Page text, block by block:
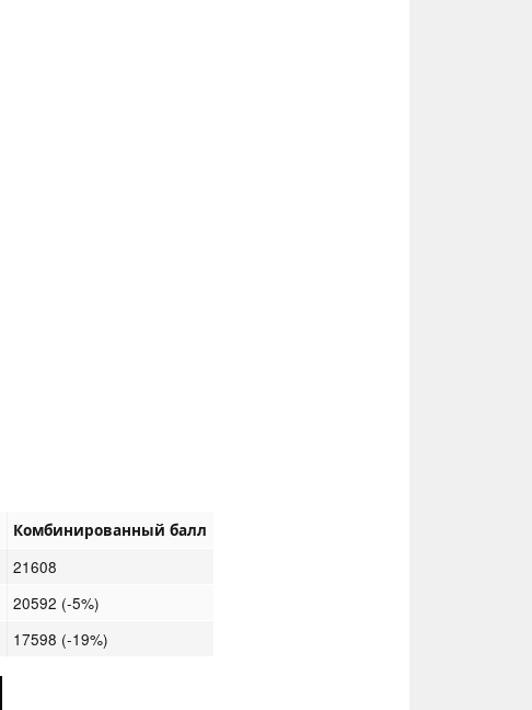
Комбинированный балл
21608
20592 (-5%)
17598 (-19%)